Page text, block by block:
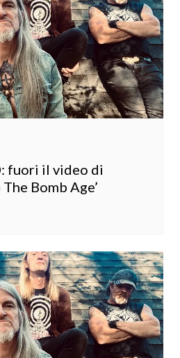
fuori il video di
Bomb Age’